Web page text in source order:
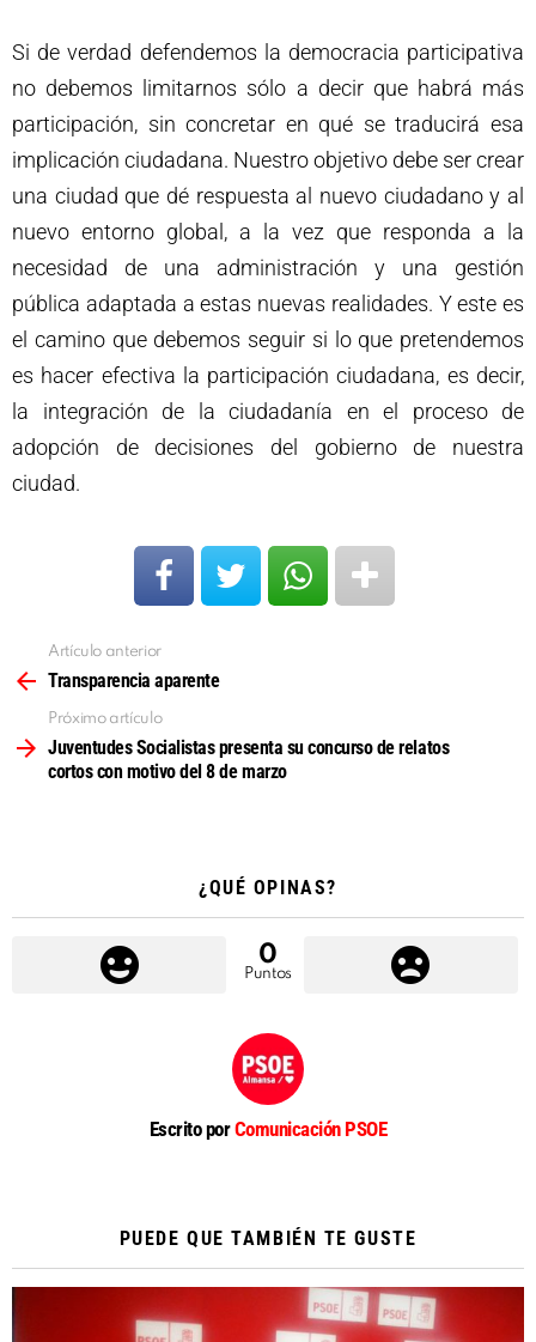
Si de verdad defendemos la democracia participativa
no debemos limitarnos sólo a decir que habrá más
participación, sin concretar en qué se traducirá esa
implicación ciudadana. Nuestro objetivo debe ser crear
una ciudad que dé respuesta al nuevo ciudadano y al
nuevo entorno global, a la vez que responda a la
necesidad de una administración y una gestión
pública adaptada a estas nuevas realidades. Y este es
el camino que debemos seguir si lo que pretendemos
es hacer efectiva la participación ciudadana, es decir,
la integración de la ciudadanía en el proceso de
adopción de decisiones del gobierno de nuestra
ciudad.
más
Artículo anterior
Transparencia aparente
Próximo artículo
Juventudes Socialistas presenta su concurso de relatos
cortos con motivo del 8 de marzo
¿QUÉ OPINAS?
0
Puntos
Escrito porComunicación PSOE
PUEDE QUE TAMBIÉN TE GUSTE